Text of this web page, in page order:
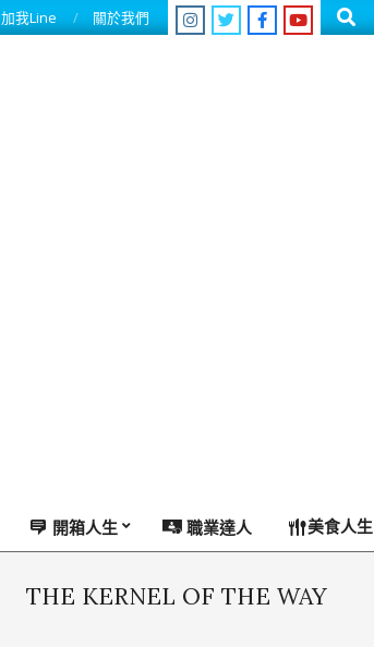
加我Line 關於我們 Search
開箱人生 職業達人 美食人生
THE KERNEL OF THE WAY